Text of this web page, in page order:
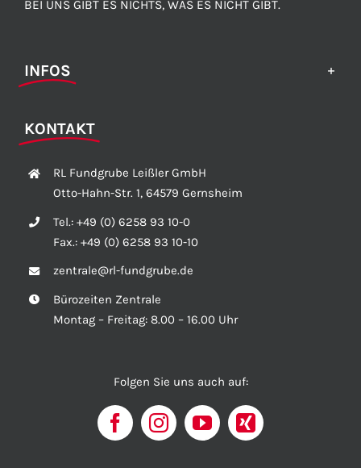
BEI UNS GIBT ES NICHTS, WAS ES NICHT GIBT.
Folgen Sie uns auch auf:
INFOS
KONTAKT
RL Fundgrube Leißler GmbH
Otto-Hahn-Str. 1, 64579 Gernsheim
Tel.: +49 (0) 6258 93 10-0
Fax.: +49 (0) 6258 93 10-10
zentrale@rl-fundgrube.de
Bürozeiten Zentrale
Montag – Freitag: 8.00 – 16.00 Uhr